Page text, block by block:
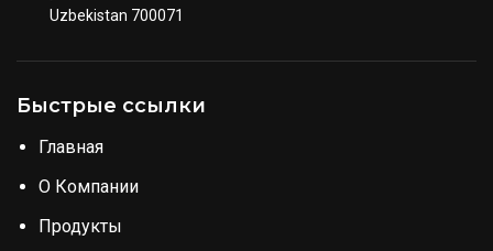
Uzbekistan 700071
Быстрые ссылки
Главная
О Компании
Продукты